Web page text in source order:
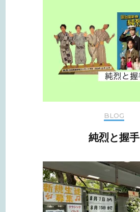
BLOG
純烈と握手